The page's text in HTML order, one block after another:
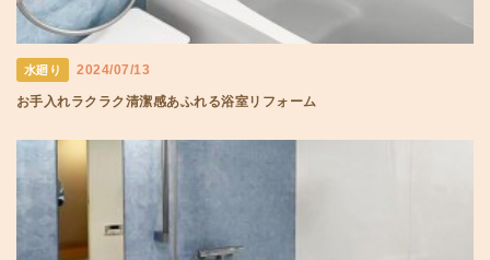
水廻り 2024/07/13
お手入れラクラク清潔感あふれる浴室リフォーム